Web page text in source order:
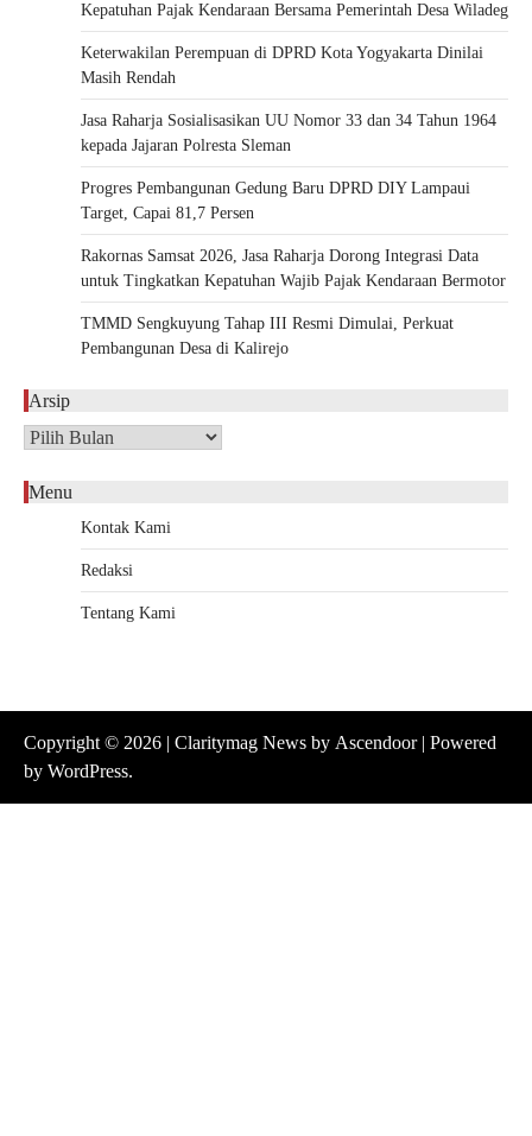
Kepatuhan Pajak Kendaraan Bersama Pemerintah Desa Wiladeg
Keterwakilan Perempuan di DPRD Kota Yogyakarta Dinilai
Masih Rendah
Jasa Raharja Sosialisasikan UU Nomor 33 dan 34 Tahun 1964
kepada Jajaran Polresta Sleman
Progres Pembangunan Gedung Baru DPRD DIY Lampaui
Target, Capai 81,7 Persen
Rakornas Samsat 2026, Jasa Raharja Dorong Integrasi Data
untuk Tingkatkan Kepatuhan Wajib Pajak Kendaraan Bermotor
TMMD Sengkuyung Tahap III Resmi Dimulai, Perkuat
Pembangunan Desa di Kalirejo
Arsip
Arsip
Menu
Kontak Kami
Redaksi
Tentang Kami
Copyright © 2026 | Claritymag News by Ascendoor| Powered
by WordPress.